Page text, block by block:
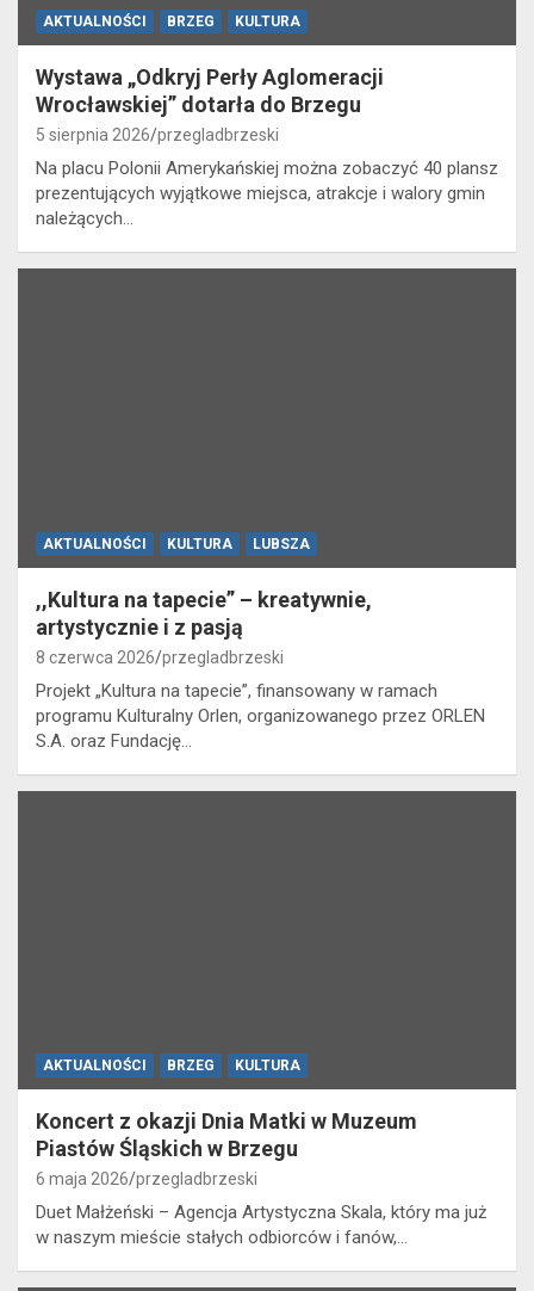
AKTUALNOŚCI BRZEG KULTURA
Wystawa „Odkryj Perły Aglomeracji
Wrocławskiej” dotarła do Brzegu
5 sierpnia 2026 przegladbrzeski
Na placu Polonii Amerykańskiej można zobaczyć 40 plansz
prezentujących wyjątkowe miejsca, atrakcje i walory gmin
należących…
AKTUALNOŚCI KULTURA LUBSZA
,,Kultura na tapecie” – kreatywnie,
artystycznie i z pasją
8 czerwca 2026 przegladbrzeski
Projekt „Kultura na tapecie”, finansowany w ramach
programu Kulturalny Orlen, organizowanego przez ORLEN
S.A. oraz Fundację…
AKTUALNOŚCI BRZEG KULTURA
Koncert z okazji Dnia Matki w Muzeum
Piastów Śląskich w Brzegu
6 maja 2026 przegladbrzeski
Duet Małżeński – Agencja Artystyczna Skala, który ma już
w naszym mieście stałych odbiorców i fanów,…